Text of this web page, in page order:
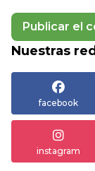
Nuestras
facebook
instagram